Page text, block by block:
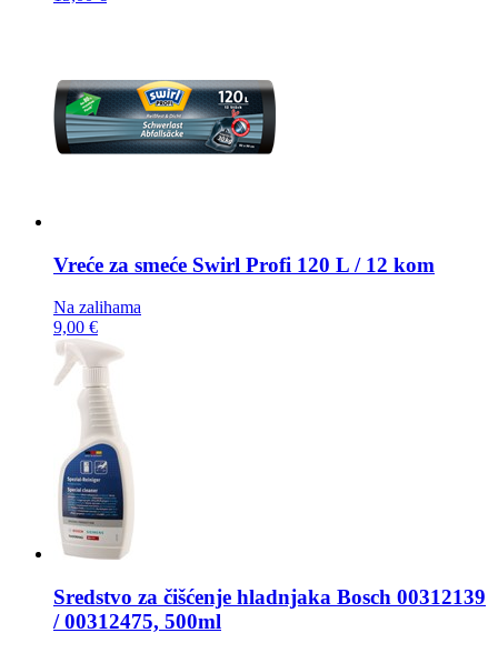
Vreće za smeće Swirl Profi 120 L / 12 kom
Na zalihama
9,00 €
Sredstvo za čišćenje hladnjaka Bosch 00312139
/ 00312475, 500ml